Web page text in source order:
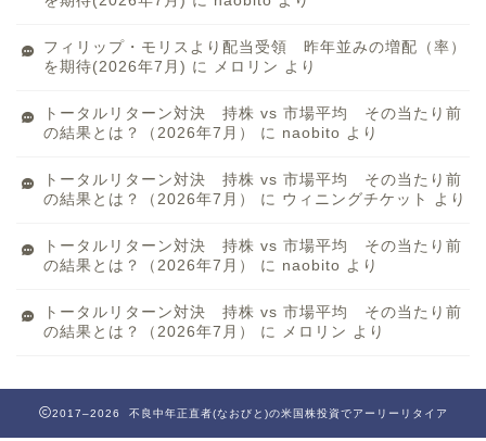
フィリップ・モリスより配当受領 昨年並みの増配（率）
を期待(2026年7月) に メロリン より
トータルリターン対決 持株 vs 市場平均 その当たり前
の結果とは？（2026年7月）
に naobito より
トータルリターン対決 持株 vs 市場平均 その当たり前
の結果とは？（2026年7月）
に ウィニングチケット より
トータルリターン対決 持株 vs 市場平均 その当たり前
の結果とは？（2026年7月）
に naobito より
トータルリターン対決 持株 vs 市場平均 その当たり前
の結果とは？（2026年7月）
に メロリン より
2017–2026 不良中年正直者(なおびと)の米国株投資でアーリーリタイア